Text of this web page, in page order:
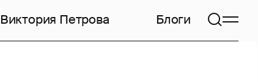
Виктория Петрова Блоги